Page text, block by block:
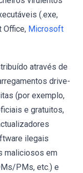
(.exe,
Office, Microsoft
através de
drive-
(por exemplo,
e gratuitos,
ilegais
maliciosos em
PMs, etc.) e